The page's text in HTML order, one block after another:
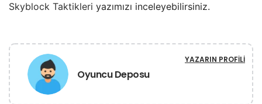
Skyblock Taktikleri yazımızı inceleyebilirsiniz.
Oyuncu Deposu
YAZARIN PROFILI